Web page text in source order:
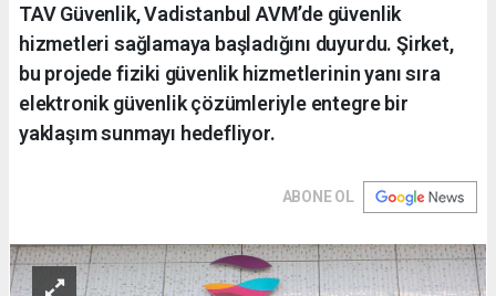
TAV Güvenlik, Vadistanbul AVM’de güvenlik
hizmetleri sağlamaya başladığını duyurdu. Şirket,
bu projede fiziki güvenlik hizmetlerinin yanı sıra
elektronik güvenlik çözümleriyle entegre bir
yaklaşım sunmayı hedefliyor.
ABONE OL